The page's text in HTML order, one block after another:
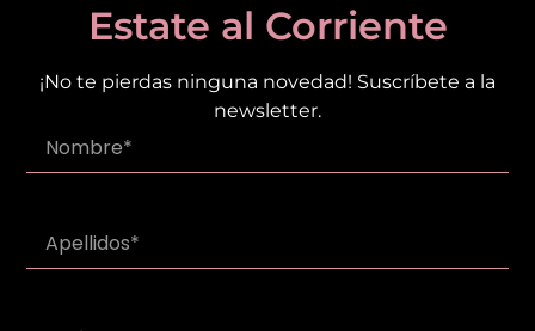
Estate al Corriente
¡No te pierdas ninguna novedad! Suscríbete a la
newsletter.